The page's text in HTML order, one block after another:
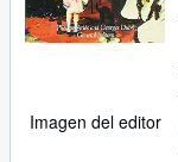
Imagen del editor